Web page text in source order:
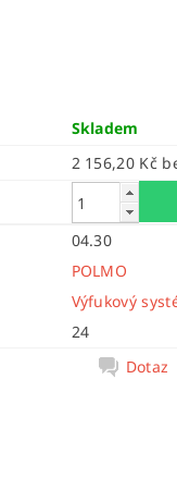
Skladem
2
04.30
POLMO
Výfukový
24
Dotaz